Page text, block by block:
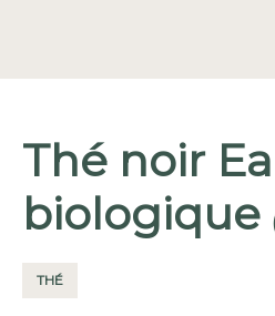
Thé noir
biologique
THÉ